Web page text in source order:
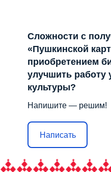
Сложности с
«Пушкинской
приобретением
улучшить работу
культуры?
Напишите — решим!
Написать